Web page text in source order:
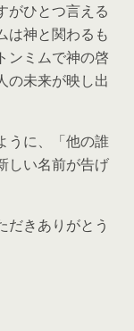
がひとつ言える
は神と関わるも
ンミムで神の啓
の未来が映し出
うに、「他の誰
しい名前が告げ
だきありがとう